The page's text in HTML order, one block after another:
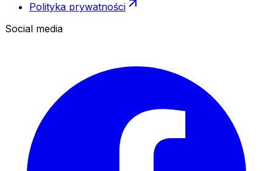
Polityka prywatności
Social media